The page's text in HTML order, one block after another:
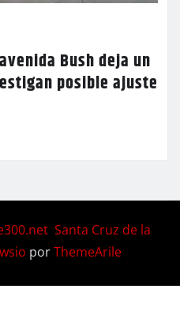
Bush deja un
posible ajuste
Santa Cruz de la
porThemeArile